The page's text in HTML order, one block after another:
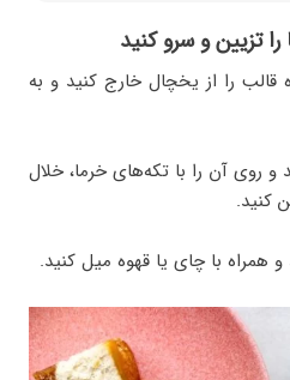
تزیین و سرو کنید
را از یخچال خارج کنید و به
روی آن را با تکه‌های خرما، خلال
کنید.
همراه با چای یا قهوه میل کنید.